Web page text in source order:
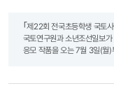
｢제22회 전국초등학생 국토사랑 글짓기대회｣ 안
국토연구원과 소년조선일보가
응모 작품을 오는 7월 3일(월)부터 접수합니다. 올해
참여바랍니다. ※ 접수 기간 : 2017년 7월 3일(월) ~ 2017년 9월 18일(월) 소인분까지 ▶